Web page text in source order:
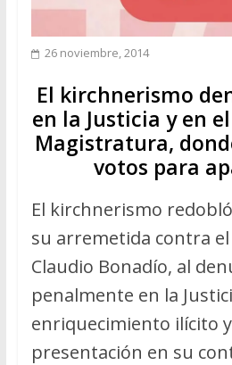
26 noviembre, 2014
El kirchnerismo
en la Justicia y en
Magistratura,
votos para
El kirchnerismo
su arremetida contra
Claudio Bonadío, al
penalmente en la
enriquecimiento ilícito
presentación en su